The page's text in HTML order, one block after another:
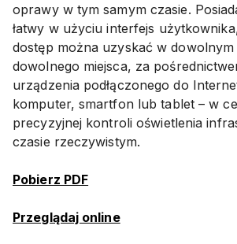
oprawy w tym samym czasie.
łatwy w użyciu interfejs
dostęp można uzyskać w dowolnym
dowolnego miejsca, za
urządzenia podłączonego do
komputer, smartfon lub tablet – w
precyzyjnej kontroli oświetlenia
czasie rzeczywistym.
Pobierz PDF
Przeglądaj online